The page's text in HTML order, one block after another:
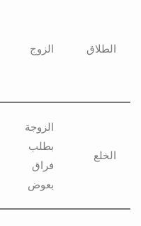
الطلاق الزوج
الخلع
الزوجة
بطلب
فراق
بعوض